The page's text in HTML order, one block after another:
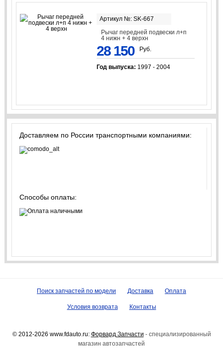
Артикул №: SK-667
Рычаг передней подвески л+п
4 нижн + 4 верхн
28 150 Руб.
Год выпуска: 1997 - 2004
Доставляем по России транспортными компаниями:
Способы оплаты:
Поиск запчастей по модели Доставка Оплата
Условия возврата Контакты
© 2012-2026 www.fdauto.ru: Форвард Запчасти - специализированный
магазин автозапчастей